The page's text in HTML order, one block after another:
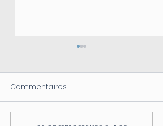
Commentaires